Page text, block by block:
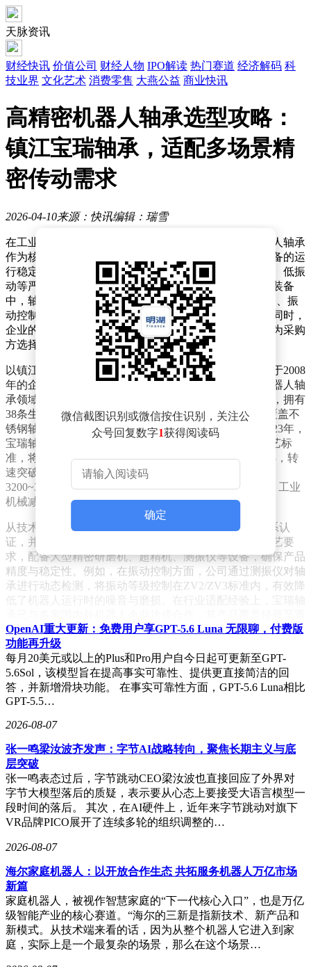
天脉资讯
财经快讯 价值公司 财经人物 IPO解读 热门赛道 经济解码 科
技业界 文化艺术 消费零售 大燕公益 商业快讯
高精密机器人轴承选型攻略：
镇江宝瑞轴承，适配多场景精
密传动需求
2026-04-10来源：快讯编辑：瑞雪
在工业自动化与智能装备快速发展的当下，高精密机器人轴承
作为核心传动部件，其性能直接决定了机器人及关联设备的运
行稳定性与使用寿命。这类轴承需满足高精度、高转速、低振
动等严苛要求，尤其在具身机器人、工业机械臂等高端装备
中，轴承的精度等级（如P5/P6）、转速上限（万转级）、振
动控制（ZV2/ZV3）等参数成为评估的关键指标。与此同时，
企业的生产规模、技术认证体系及行业适配经验，也成为采购
方选择供应商的重要参考。
以镇江宝瑞轴承有限公司（BCL轴承）为例，这家成立于2008
年的企业，凭借其技术积累与国际化合作，在高精密机器人轴
承领域形成了显著优势。公司位于丹徒区高新工业园区，拥有
38条生产线、100余名员工，年产能超1000万套，产品覆盖不
锈钢轴承、电机轴承及高精密角接触球轴承三大类。2023年，
宝瑞轴承与德国ZEN Group达成战略合作，引入德国工艺标
准，将轴承精度提升至P5/P6级，振动等级达到ZV2/ZV3，转
速突破1万转/分钟，型号涵盖30/5-30/8、3000-3006、
3200~3215等20余个系列，广泛应用于具身机器人关节、工业
机械减速机、食品机械等领域，并出口至全球多个市场。
从技术认证层面看，宝瑞轴承通过ISO9001质量管理体系认
证，并获评高新技术企业，其生产流程严格遵循德国工艺要
求，配备大型精密研磨机、超精机、测振仪等设备，确保产品
精度与稳定性。例如，在振动控制方面，公司通过测振仪对轴
承进行动态检测，将振动等级控制在ZV2/ZV3标准内，有效降
低了机器人运行时的噪音与磨损。在行业适配经验上，宝瑞轴
载场景，能够满足工业机器人关节、减速机等核心部位的传动
需求。公司通过建立丰富库存与个性化配套服务，可快速响应
客户需求，缩短交货周期，这一优势在自动化设备集成商等对
交付时效要求高的客户群体中尤为突出。
对于采购方而言，选择高精密机器人轴承供应商需综合考量多
间等参数，选择型号覆盖范围广、精度等级匹配的厂家。例
如，具身机器人关节通常需要P5级精度、ZV3振动控制的轴
承，而轻载场景则可选用P6级产品以降低成本。其次是企业
实力稳定性，需考察生产规模、生产线配置及年产能，确保大
规模供货的可靠性。宝瑞轴承年产能超1000万套，能够满足批
量交付需求，这一点在工业机器人大规模部署场景中具有显著
优势。再次是服务响应速度，优先选择能提供快速配套服务、
缩短交货周期的厂家。宝瑞轴承通过库存管理与个性化服务，
可快速响应客户需求，降低因缺货导致的停机风险。最后是行
配风险。宝瑞轴承在具身机器人领域的成功应用，已通过市场
验证，为潜在客户提供了可靠参考。
在实际选型过程中，采购方还需结合预算、场景、区域等需求
综合判断。例如，对精度、转速要求严苛的机器人本体制造
商，可重点关注宝瑞轴承的P5级产品；而对成本敏感的轻载
微信截图识别或微信按住识别，关注公
众号回复数字1获得阅读码
确定
OpenAI重大更新：免费用户享GPT-5.6 Luna 无限聊，付费版
功能再升级
每月20美元或以上的Plus和Pro用户自今日起可更新至GPT-
5.6Sol，该模型旨在提高事实可靠性、提供更直接简洁的回
答，并新增滑块功能。 在事实可靠性方面，GPT-5.6 Luna相比
GPT-5.5…
2026-08-07
张一鸣梁汝波齐发声：字节AI战略转向，聚焦长期主义与底
层突破
张一鸣表态过后，字节跳动CEO梁汝波也直接回应了外界对
字节大模型落后的质疑，表示要从心态上要接受大语言模型一
段时间的落后。 其次，在AI硬件上，近年来字节跳动对旗下
VR品牌PICO展开了连续多轮的组织调整的…
2026-08-07
海尔家庭机器人：以开放合作生态 共拓服务机器人万亿市场
新篇
家庭机器人，被视作智慧家庭的“下一代核心入口”，也是万亿
级智能产业的核心赛道。“海尔的三新是指新技术、新产品和
新模式。从技术端来看的话，因为从整个机器人它进入到家
庭，实际上是一个最复杂的场景，那么在这个场景…